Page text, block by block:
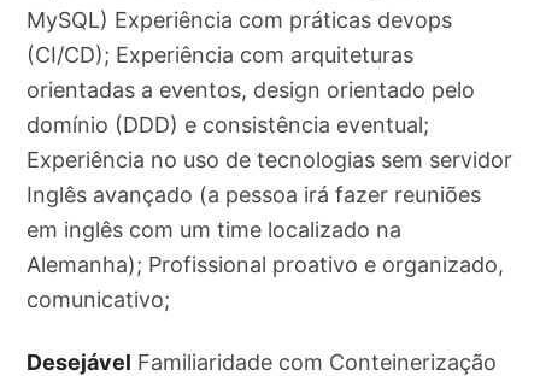
MySQL) Experiência com práticas devops
(CI/CD); Experiência com arquiteturas
orientadas a eventos, design orientado pelo
domínio (DDD) e consistência eventual;
Experiência no uso de tecnologias sem servidor
Inglês avançado (a pessoa irá fazer reuniões
em inglês com um time localizado na
Alemanha); Profissional proativo e organizado,
comunicativo;
Desejável Familiaridade com Conteinerização